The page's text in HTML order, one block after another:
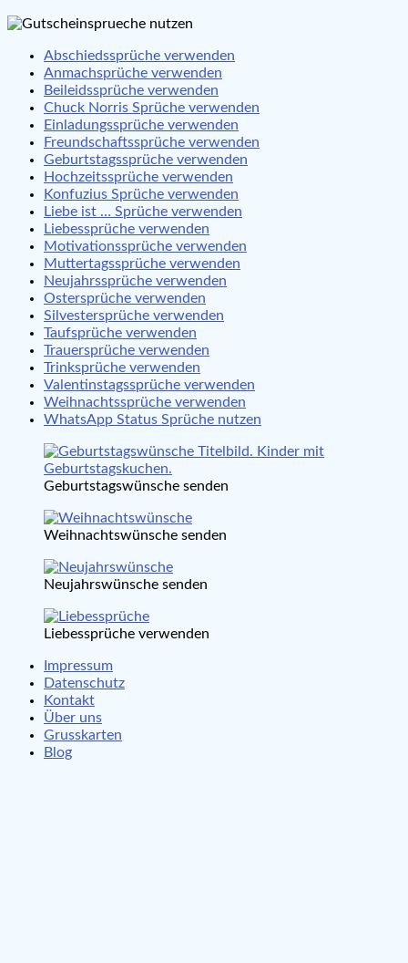
Abschiedssprüche verwenden
Anmachsprüche verwenden
Beileidssprüche verwenden
Chuck Norris Sprüche verwenden
Einladungssprüche verwenden
Freundschaftssprüche verwenden
Geburtstagssprüche verwenden
Hochzeitssprüche verwenden
Konfuzius Sprüche verwenden
Liebe ist … Sprüche verwenden
Liebessprüche verwenden
Motivationssprüche verwenden
Muttertagssprüche verwenden
Neujahrssprüche verwenden
Ostersprüche verwenden
Silvestersprüche verwenden
Taufsprüche verwenden
Trauersprüche verwenden
Trinksprüche verwenden
Valentinstagssprüche verwenden
Weihnachtssprüche verwenden
WhatsApp Status Sprüche nutzen
Geburtstagswünsche senden
Weihnachtswünsche senden
Neujahrswünsche senden
Liebessprüche verwenden
Impressum
Datenschutz
Kontakt
Über uns
Grusskarten
Blog